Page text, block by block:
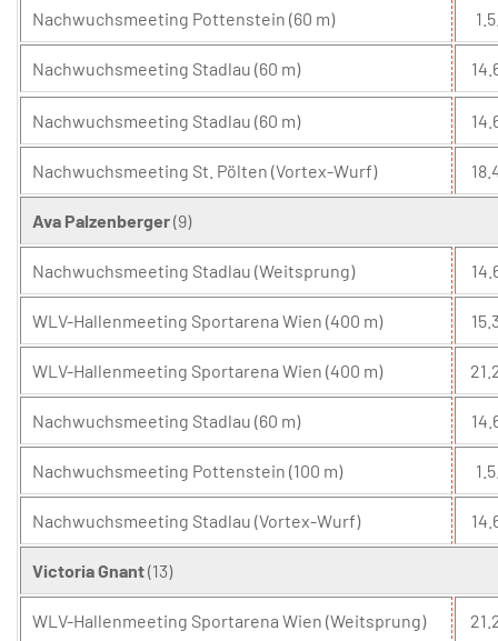
Nachwuchsmeeting Pottenstein (60 m)
Nachwuchsmeeting Stadlau (60 m)
Nachwuchsmeeting Stadlau (60 m)
Nachwuchsmeeting St. Pölten (Vortex-Wurf)
Ava Palzenberger(9)
Nachwuchsmeeting Stadlau (Weitsprung)
WLV-Hallenmeeting Sportarena Wien (400 m)
WLV-Hallenmeeting Sportarena Wien (400 m)
Nachwuchsmeeting Stadlau (60 m)
Nachwuchsmeeting Pottenstein (100 m)
Nachwuchsmeeting Stadlau (Vortex-Wurf)
Victoria Gnant(13)
WLV-Hallenmeeting Sportarena Wien (Weitsprung)